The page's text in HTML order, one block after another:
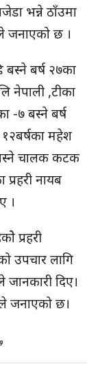
भन्ने ठाँउमा
जनाएको छ ।
बस्ने बर्ष २७का
नेपाली ,टीका
-७ बस्ने बर्ष
महेश
बस्ने चालक कटक
प्रहरी नायब
।
प्रहरी
उपचार लागि
जानकारी दिए।
जनाएको छ।